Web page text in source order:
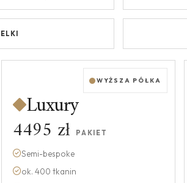
WYŻSZA PÓŁKA
Luxury
4495 zł PAKIET
Semi-bespoke
ok. 400 tkanin